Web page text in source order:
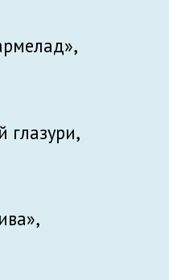
глазури,